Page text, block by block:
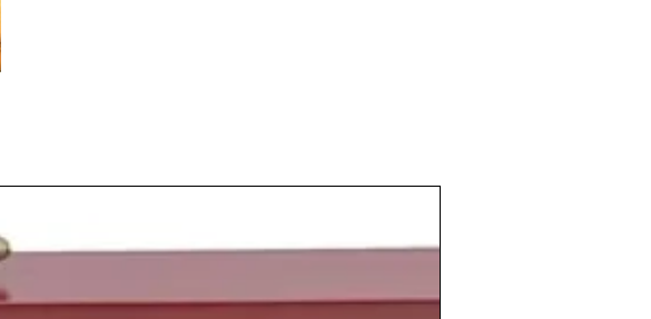
capacidad de envejecimiento, comparables en elegancia y
1996